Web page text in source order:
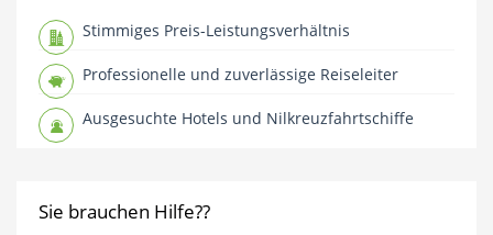
Stimmiges Preis-Leistungsverhältnis
Professionelle und zuverlässige Reiseleiter
Ausgesuchte Hotels und Nilkreuzfahrtschiffe
Sie brauchen Hilfe??